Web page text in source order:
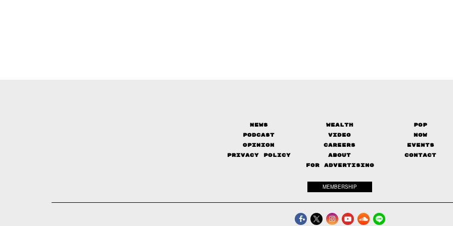
News Wealth
Pop
Podcast
Video
Now
Opinion
Careers
Events
Privacy Policy
About
Contact
FOR ADVERTISING
MEMBERSHIP